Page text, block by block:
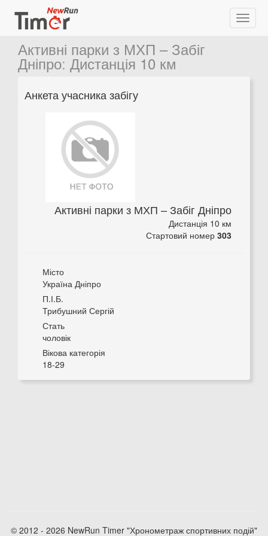
Активні парки з МХП – Забіг
Дніпро: Дистанція 10 км
Анкета учасника забігу
Активні парки з МХП – Забіг Дніпро
Дистанція 10 км
Стартовий номер 303
Місто
Україна Дніпро
П.І.Б.
Трибушний Сергій
Стать
чоловік
Вікова категорія
18-29
© 2012 - 2026 NewRun Timer "Хронометраж спортивних подій"